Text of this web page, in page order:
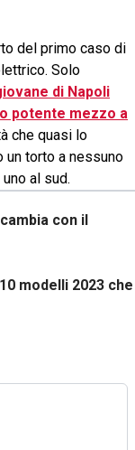
del primo caso di
Solo
di Napoli
potente mezzo a
che quasi lo
un torto a nessuno
al sud.
con il
modelli 2023 che